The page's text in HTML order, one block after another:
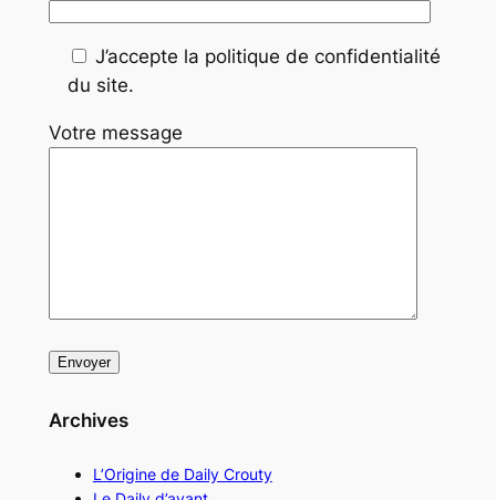
J’accepte la politique de confidentialité
du site.
Votre message
Archives
L’Origine de Daily Crouty